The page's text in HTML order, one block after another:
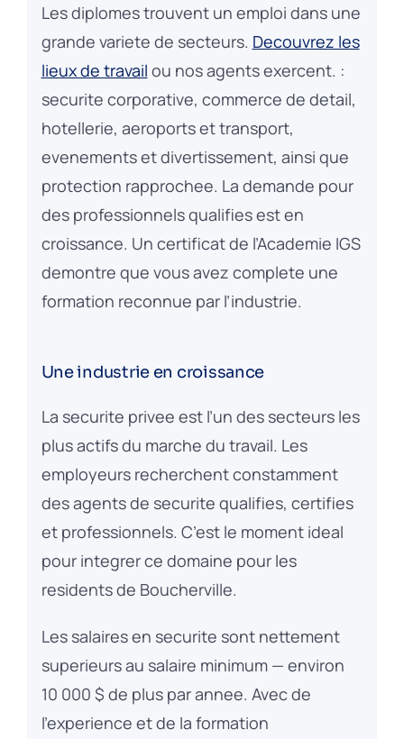
Les diplomes trouvent un emploi dans une
grande variete de secteurs. Decouvrez les
lieux de travail ou nos agents exercent. :
securite corporative, commerce de detail,
hotellerie, aeroports et transport,
evenements et divertissement, ainsi que
protection rapprochee. La demande pour
des professionnels qualifies est en
croissance. Un certificat de l’Academie IGS
demontre que vous avez complete une
formation reconnue par l’industrie.
Une industrie en croissance
La securite privee est l’un des secteurs les
plus actifs du marche du travail. Les
employeurs recherchent constamment
des agents de securite qualifies, certifies
et professionnels. C’est le moment ideal
pour integrer ce domaine pour les
residents de Boucherville.
Les salaires en securite sont nettement
superieurs au salaire minimum — environ
10 000 $ de plus par annee. Avec de
l’experience et de la formation